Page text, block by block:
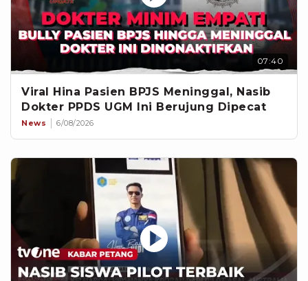
07:40
Viral Hina Pasien BPJS Meninggal, Nasib
Dokter PPDS UGM Ini Berujung Dipecat
News 6/08/2026